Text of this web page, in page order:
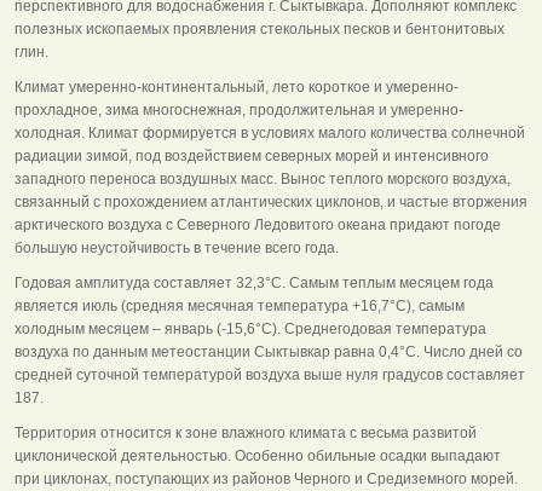
перспективного для водоснабжения г. Сыктывкара. Дополняют комплекс
полезных ископаемых проявления стекольных песков и бентонитовых
глин.
Климат умеренно-континентальный, лето короткое и умеренно-
прохладное, зима многоснежная, продолжительная и умеренно-
холодная. Климат формируется в условиях малого количества солнечной
радиации зимой, под воздействием северных морей и интенсивного
западного переноса воздушных масс. Вынос теплого морского воздуха,
связанный с прохождением атлантических циклонов, и частые вторжения
арктического воздуха с Северного Ледовитого океана придают погоде
большую неустойчивость в течение всего года.
Годовая амплитуда составляет 32,3°С. Самым теплым месяцем года
является июль (средняя месячная температура +16,7°С), самым
холодным месяцем – январь (-15,6°С). Среднегодовая температура
воздуха по данным метеостанции Сыктывкар равна 0,4°С. Число дней со
средней суточной температурой воздуха выше нуля градусов составляет
187.
Территория относится к зоне влажного климата с весьма развитой
циклонической деятельностью. Особенно обильные осадки выпадают
при циклонах, поступающих из районов Черного и Средиземного морей.